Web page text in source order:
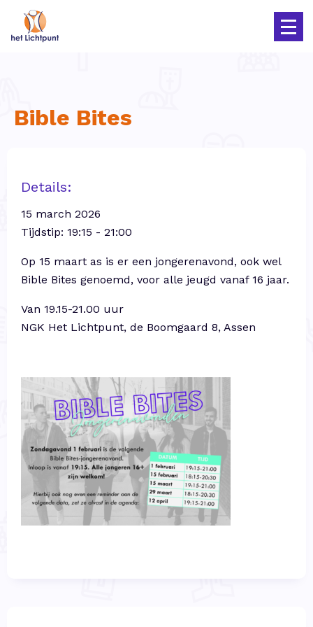
Bible Bites
Details:
15 march 2026
Tijdstip: 19:15 - 21:00
Op 15 maart as is er een jongerenavond, ook wel
Bible Bites genoemd, voor alle jeugd vanaf 16 jaar.
Van 19.15-21.00 uur
NGK Het Lichtpunt, de Boomgaard 8, Assen